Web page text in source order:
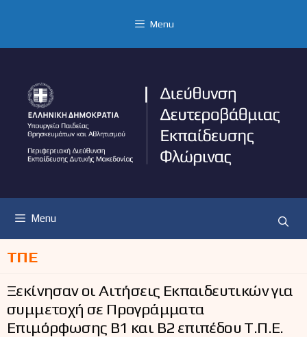
Menu
Menu
ΤΠΕ
Ξεκίνησαν οι Αιτήσεις Εκπαιδευτικών για
συμμετοχή σε Προγράμματα
Επιμόρφωσης Β1 και Β2 επιπέδου Τ.Π.Ε.